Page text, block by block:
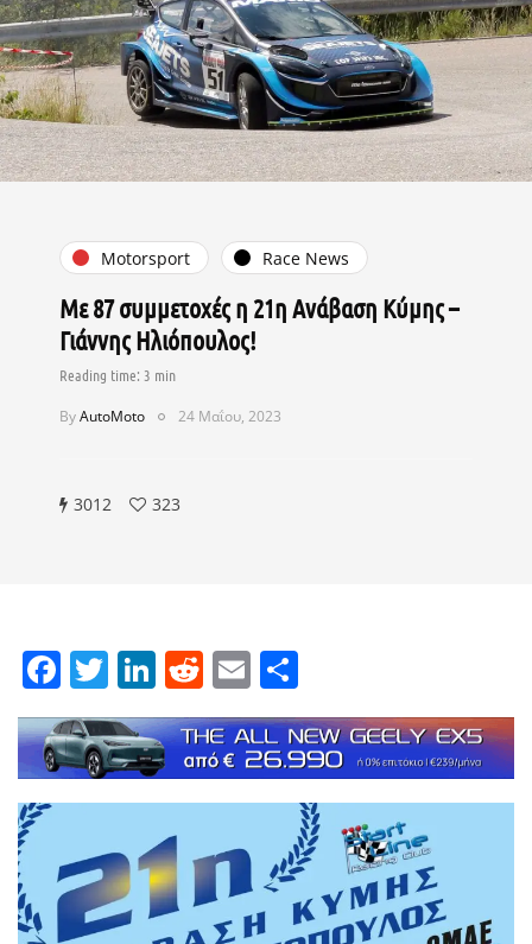
Motorsport Race News
Με 87 συμμετοχές η 21η Ανάβαση Κύμης –
Γιάννης Ηλιόπουλος!
ByAutoMoto 24 Μαΐου, 2023
3012 323
Facebook
Twitter
LinkedIn
Reddit
Email